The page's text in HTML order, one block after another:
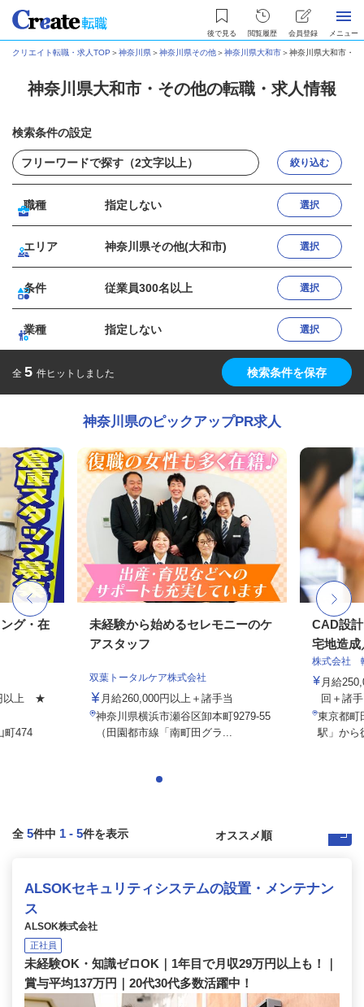
後で見る 閲覧履歴 会員登録 メニュー
クリエイト転職・求人TOP ＞神奈川県＞神奈川県その他＞神奈川県大和市＞神奈川県大和市・
神奈川県大和市・その他の転職・求人情報
検索条件の設定
絞り込む
職種 指定しない 選択
エリア 神奈川県その他(大和市) 選択
条件 従業員300名以上 選択
業種 指定しない 選択
全 5 件ヒットしました 検索条件を保存
神奈川県のピックアップPR求人
グ・在
以上 ★
町474
未経験から始めるセレモニーのケ
アスタッフ
双葉トータルケア株式会社
月給260,000円以上＋諸手当
神奈川県横浜市瀬谷区卸本町9279-55
（田園都市線「南町田グラ...
CAD設
宅地造成
株式会社
月給
回＋諸
東京都町
駅」から
全 5件中 1 - 5件を表示
ALSOKセキュリティシステムの設置・メンテナン
ス
ALSOK株式会社
正社員
未経験OK・知識ゼロOK｜1年目で月収29万円以上も！｜
賞与平均137万円｜20代30代多数活躍中！